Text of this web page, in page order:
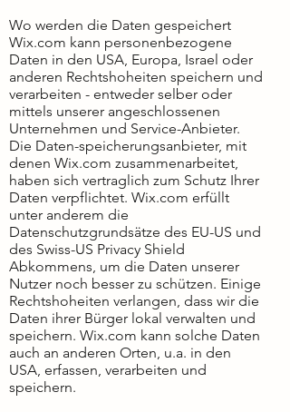
Wo werden die Daten gespeichert
Wix.com kann personenbezogene
Daten in den USA, Europa, Israel oder
anderen Rechtshoheiten speichern und
verarbeiten - entweder selber oder
mittels unserer angeschlossenen
Unternehmen und Service-Anbieter.
Die Daten-speicherungsanbieter, mit
denen Wix.com zusammenarbeitet,
haben sich vertraglich zum Schutz Ihrer
Daten verpflichtet. Wix.com erfüllt
unter anderem die
Datenschutzgrundsätze des EU-US und
des Swiss-US Privacy Shield
Abkommens, um die Daten unserer
Nutzer noch besser zu schützen. Einige
Rechtshoheiten verlangen, dass wir die
Daten ihrer Bürger lokal verwalten und
speichern. Wix.com kann solche Daten
auch an anderen Orten, u.a. in den
USA, erfassen, verarbeiten und
speichern.